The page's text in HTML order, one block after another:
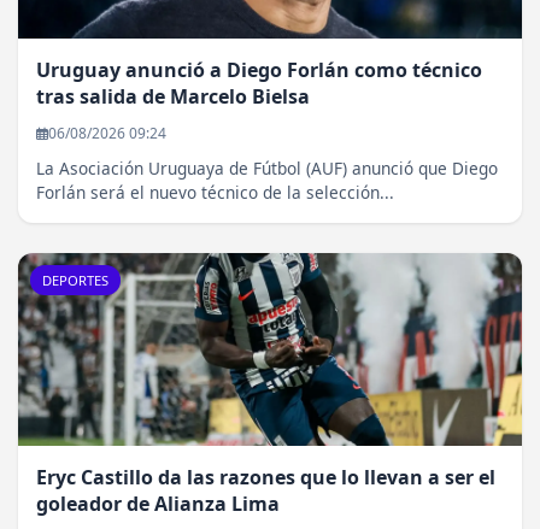
Uruguay anunció a Diego Forlán como técnico
tras salida de Marcelo Bielsa
06/08/2026 09:24
La Asociación Uruguaya de Fútbol (AUF) anunció que Diego
Forlán será el nuevo técnico de la selección...
DEPORTES
Eryc Castillo da las razones que lo llevan a ser el
goleador de Alianza Lima